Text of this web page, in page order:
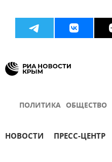
ПОЛИТИКА ОБЩЕСТВО
НОВОСТИ ПРЕСС-ЦЕНТР